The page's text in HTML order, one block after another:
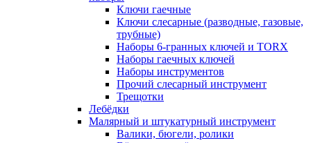
Ключи гаечные
Ключи слесарные (разводные, газовые,
трубные)
Наборы 6-гранных ключей и TORX
Наборы гаечных ключей
Наборы инструментов
Прочий слесарный инструмент
Трещотки
Лебёдки
Малярный и штукатурный инструмент
Валики, бюгели, ролики